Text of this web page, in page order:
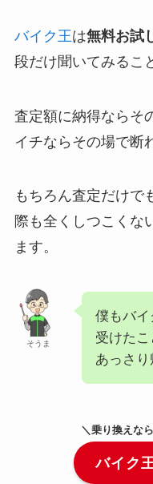
バイク王は無料お試
段だけ聞いてみるこ
査定額に納得ならそ
イチならその場で断
もちろん査定だけで
際も全くしつこくな
ます。
そうま
僕もバ
受けた
あっさり
＼乗り換えな
バイク